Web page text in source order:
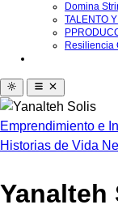
Domina
TALENTO
Resiliencia
Emprendimiento e
Historias de Vida
Yanalteh